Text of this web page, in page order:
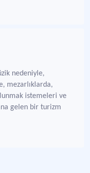
nedeniyle,
mezarlıklarda,
istemeleri ve
gelen bir turizm